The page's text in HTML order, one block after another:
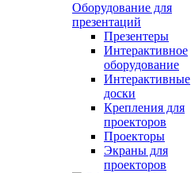
Оборудование для
презентаций
Презентеры
Интерактивное
оборудование
Интерактивные
доски
Крепления для
проекторов
Проекторы
Экраны для
проекторов